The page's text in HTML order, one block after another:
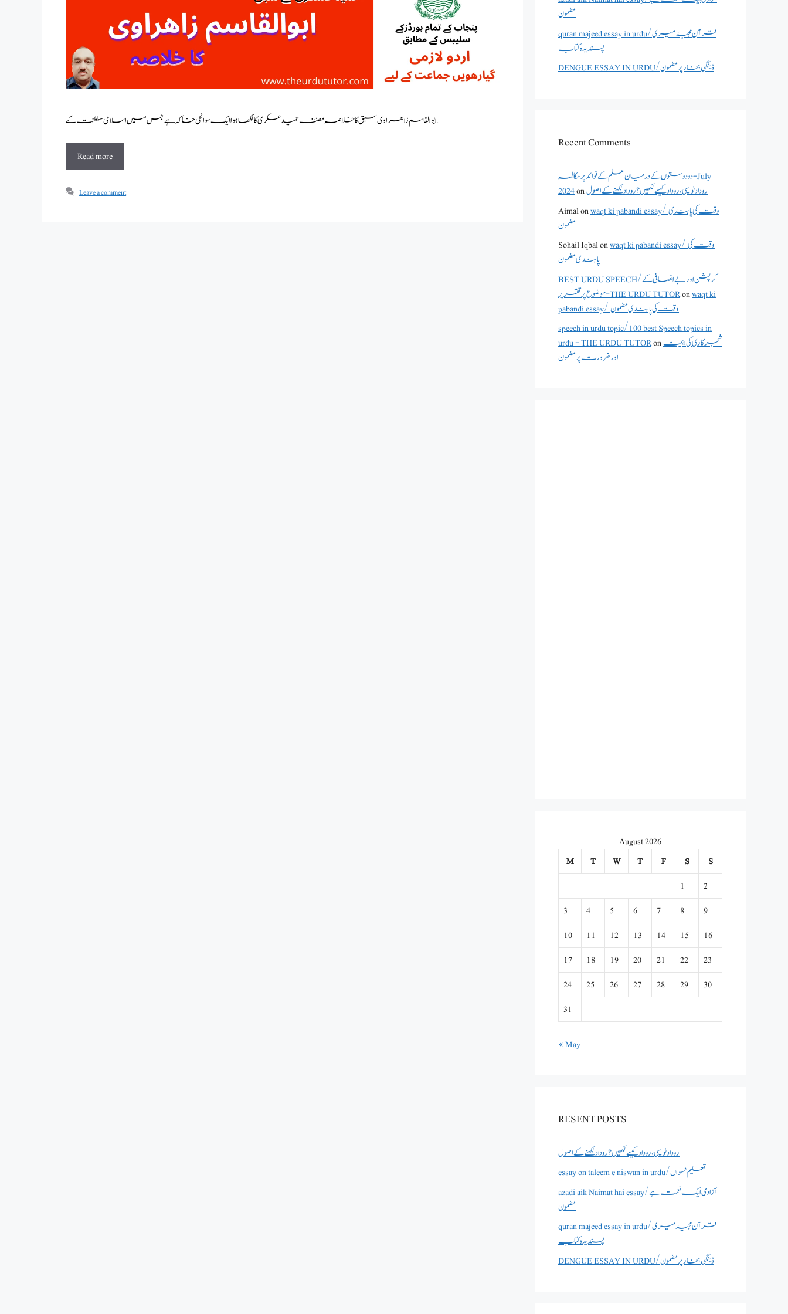
ابوالقاسم زاھراوی سبق کا خلاصہ مصنف حمید عسکری کا لکھا ہوا ایک سوانحی خاکہ ہے جس میں اسلامی سلطنت کے …
Read more
Leave a comment
مضمون
quran majeed essay in urdu/قرآن مجید میری
پسندیدہ کتاب
DENGUE ESSAY IN URDU/ڈینگی بخار پر مضمون
Recent Comments
دو دوستوں کے درمیان علم کے فوائد پر مکالمہ - July
2024onروداد نویسی ،روداد کیسے لکھیں؟ روداد لکھنے کے اصول
Aimalonwaqt ki pabandi essay/ وقت کی پابندی
مضمون
Sohail Iqbalonwaqt ki pabandi essay/ وقت کی
پابندی مضمون
BEST URDU SPEECH/کرپشن اور بے انصافی کے
موضوع پر تقریر - THE URDU TUTORonwaqt ki
pabandi essay/ وقت کی پابندی مضمون
speech in urdu topic/100 best Speech topics in
urdu - THE URDU TUTORonشجرکاری کی اہمیت
اور ضرورت پر مضمون
August 2026
M
T W T F S
S
1
2
3
4 5 6 7 8
9
10
11 12 13 14 15
16
17
18 19 20 21 22
23
24
25 26 27 28 29
30
31
« May
RESENT POSTS
روداد نویسی ،روداد کیسے لکھیں؟ روداد لکھنے کے اصول
essay on taleem e niswan in urdu/تعلیم نسواں
azadi aik Naimat hai essay/آزادی ایک نعمت ہے
مضمون
quran majeed essay in urdu/قرآن مجید میری
پسندیدہ کتاب
DENGUE ESSAY IN URDU/ڈینگی بخار پر مضمون